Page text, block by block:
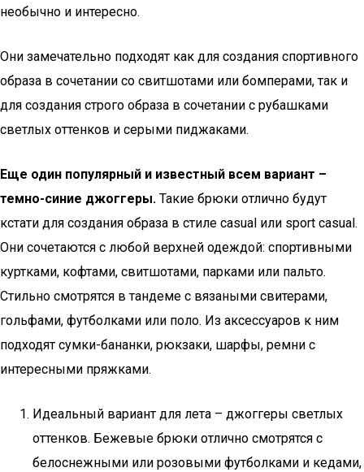
необычно и интересно.
Они замечательно подходят как для создания спортивного
образа в сочетании со свитшотами или бомперами, так и
для создания строго образа в сочетании с рубашками
светлых оттенков и серыми пиджаками.
Еще один популярный и известный всем вариант –
темно-синие джоггеры. Такие брюки отлично будут
кстати для создания образа в стиле casual или sport casual.
Они сочетаются с любой верхней одеждой: спортивными
куртками, кофтами, свитшотами, парками или пальто.
Стильно смотрятся в тандеме с вязаными свитерами,
гольфами, футболками или поло. Из аксессуаров к ним
подходят сумки-бананки, рюкзаки, шарфы, ремни с
интересными пряжками.
Идеальный вариант для лета – джоггеры светлых
оттенков. Бежевые брюки отлично смотрятся с
белоснежными или розовыми футболками и кедами,